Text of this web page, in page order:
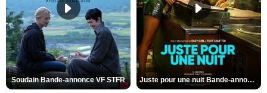
Soudain Bande-annonce VF STFR Juste pour une nuit Bande-annonce VO STFR